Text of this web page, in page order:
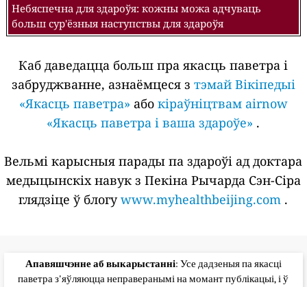
Небяспечна для здароўя: кожны можа адчуваць
больш сур'ёзныя наступствы для здароўя
Каб даведацца больш пра якасць паветра і
забруджванне, азнаёмцеся з тэмай Вікіпедыі
«Якасць паветра» або кіраўніцтвам airnow
«Якасць паветра і ваша здароўе» .
Вельмі карысныя парады па здароўі ад доктара
медыцынскіх навук з Пекіна Рычарда Сэн-Сіра
глядзіце ў блогуwww.myhealthbeijing.com .
Апавяшчэнне аб выкарыстанні: Усе дадзеныя па якасці
паветра з'яўляюцца неправеранымі на момант публікацыі, і ў